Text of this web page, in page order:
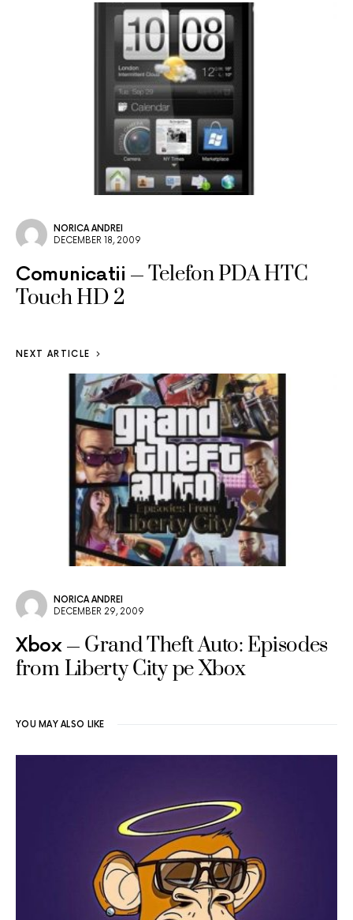
NORICA ANDREI
DECEMBER 18, 2009
Comunicatii
Telefon PDA HTC
Touch HD 2
NEXT ARTICLE
NORICA ANDREI
DECEMBER 29, 2009
Xbox
Grand Theft Auto: Episodes
from Liberty City pe Xbox
YOU MAY ALSO LIKE